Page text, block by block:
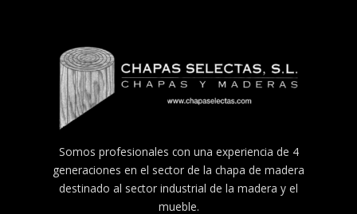
Somos profesionales con una experiencia de 4
generaciones en el sector de la chapa de madera
destinado al sector industrial de la madera y el
mueble.